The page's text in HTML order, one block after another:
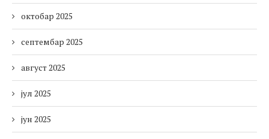
октобар 2025
септембар 2025
август 2025
јул 2025
јун 2025